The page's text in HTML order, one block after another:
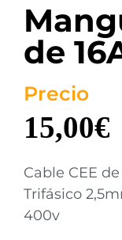
de
Precio
15,00€
Cable CEE
Trifásico
400v